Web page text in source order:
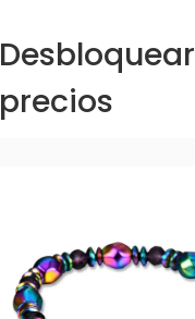
Desbloquear
precios